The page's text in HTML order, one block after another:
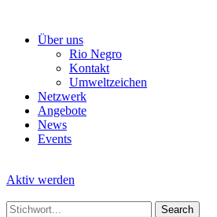
Über uns
Rio Negro
Kontakt
Umweltzeichen
Netzwerk
Angebote
News
Events
Aktiv werden